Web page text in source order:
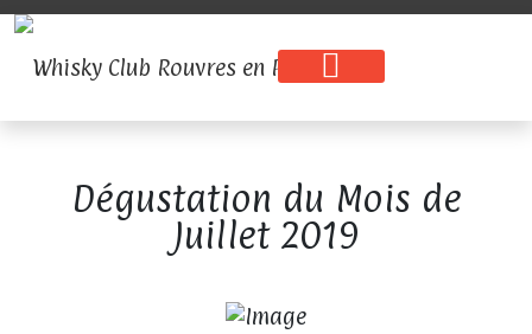
Dégustation du Mois de
Juillet 2019